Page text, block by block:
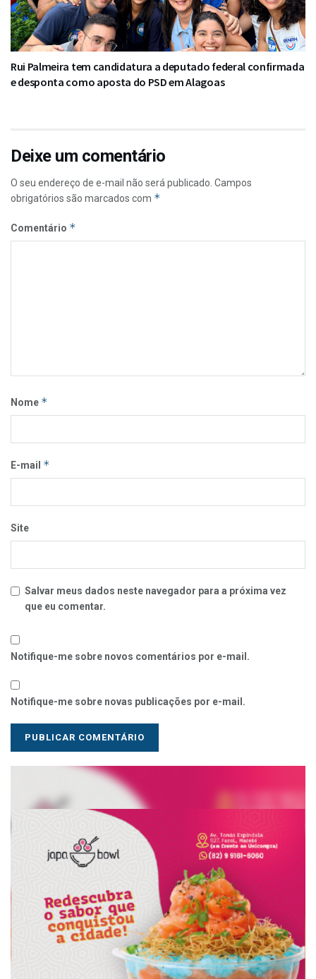
Rui Palmeira tem candidatura a deputado federal confirmada
e desponta como aposta do PSD em Alagoas
Deixe um comentário
O seu endereço de e-mail não será publicado. Campos
obrigatórios são marcados com *
Comentário *
Nome *
E-mail *
Site
Salvar meus dados neste navegador para a próxima vez
que eu comentar.
Notifique-me sobre novos comentários por e-mail.
Notifique-me sobre novas publicações por e-mail.